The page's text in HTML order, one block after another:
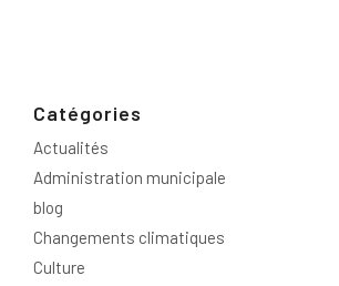
Catégories
Actualités
Administration municipale
blog
Changements climatiques
Culture